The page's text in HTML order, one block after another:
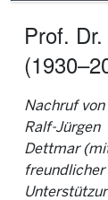
Prof.
Nachruf von
Ralf-Jürgen
Dettmar
freundlicher